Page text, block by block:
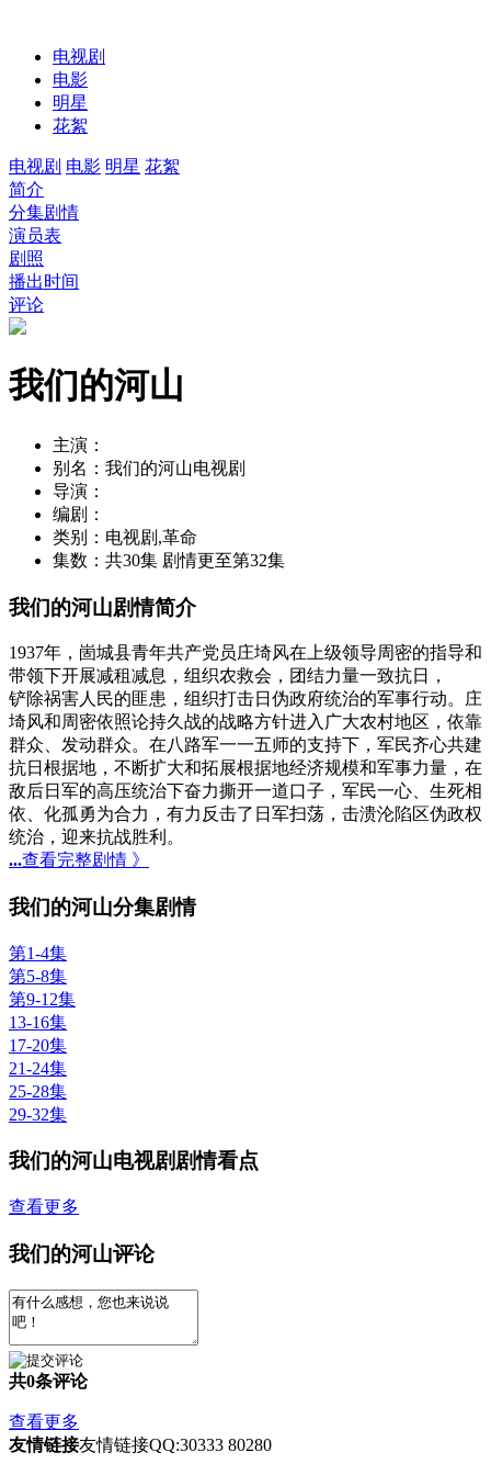
电视剧
电影
明星
花絮
电视剧 电影 明星 花絮
简介
分集剧情
演员表
剧照
播出时间
评论
我们的河山
主演：
别名： 我们的河山电视剧
导演：
编剧：
类别： 电视剧,革命
集数： 共30集 剧情更至第32集
我们的河山剧情简介
1937年，崮城县青年共产党员庄埼风在上级领导周密的指导和
带领下开展减租减息，组织农救会，团结力量一致抗日，
铲除祸害人民的匪患，组织打击日伪政府统治的军事行动。庄
埼风和周密依照论持久战的战略方针进入广大农村地区，依靠
群众、发动群众。在八路军一一五师的支持下，军民齐心共建
抗日根据地，不断扩大和拓展根据地经济规模和军事力量，在
敌后日军的高压统治下奋力撕开一道口子，军民一心、生死相
依、化孤勇为合力，有力反击了日军扫荡，击溃沦陷区伪政权
统治，迎来抗战胜利。
...查看完整剧情 》
我们的河山分集剧情
第1-4集
第5-8集
第9-12集
13-16集
17-20集
21-24集
25-28集
29-32集
我们的河山电视剧剧情看点
查看更多
我们的河山评论
共0条评论
查看更多
友情链接友情链接QQ:30333 80280